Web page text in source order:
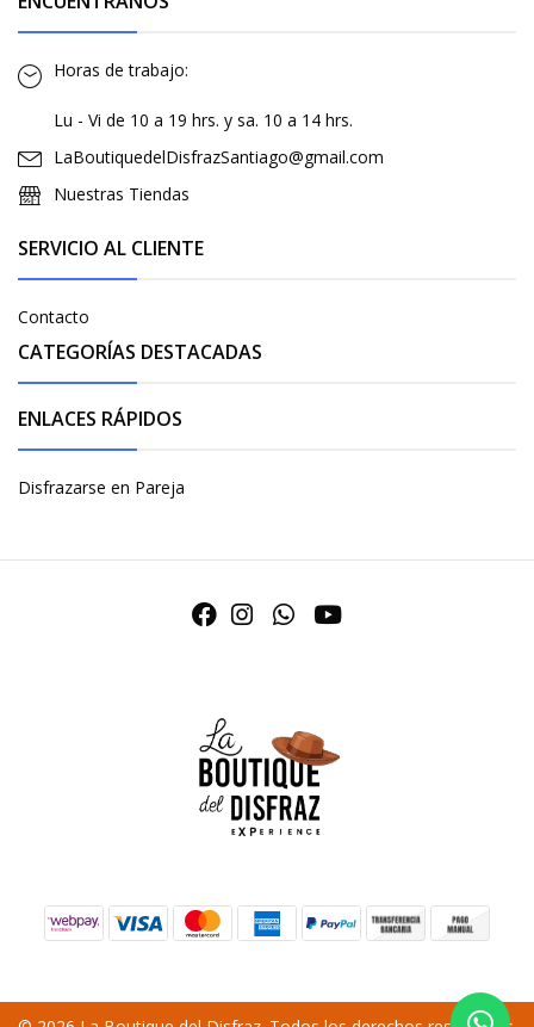
Horas de trabajo:
Lu - Vi de 10 a 19 hrs. y sa. 10 a 14 hrs.
LaBoutiquedelDisfrazSantiago@gmail.com
Nuestras Tiendas
SERVICIO AL CLIENTE
Contacto
CATEGORÍAS DESTACADAS
ENLACES RÁPIDOS
Disfrazarse en Pareja